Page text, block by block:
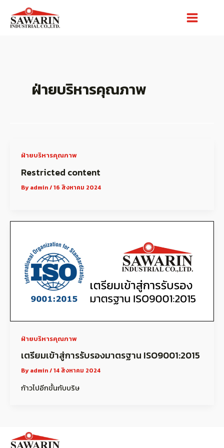
content
Main
ฝ่ายบริหารคุณภาพ
ฝ่ายบริหารคุณภาพ
Restricted content
Byadmin/16 สิงหาคม 2024
ฝ่ายบริหารคุณภาพ
เตรียมเข้าสู่การรับรองมาตรฐาน ISO9001:2015
Byadmin/14 สิงหาคม 2024
ก้าวไปอีกขั้นกับบริษ